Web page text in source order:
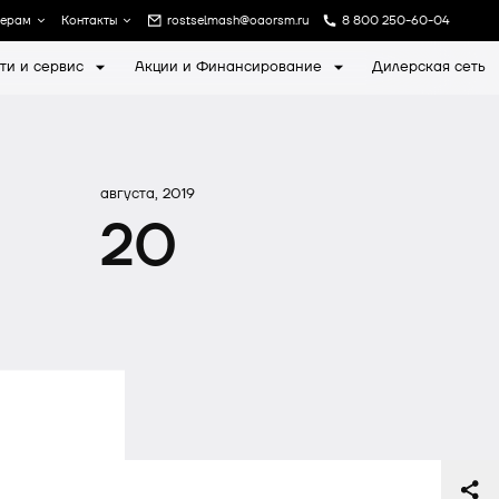
Контакты rostselmash@oaorsm.ru 8 800 250-60-04
и сервис Акции и Финансирование Дилерская сеть
августа, 2019
20